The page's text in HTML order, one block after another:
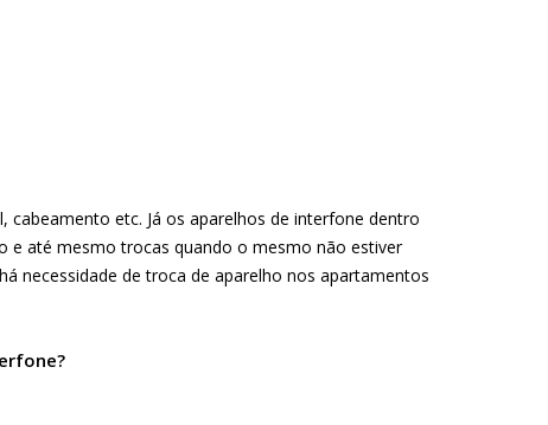
etc. Já os aparelhos de interfone dentro
e até mesmo trocas quando o mesmo não estiver
necessidade de troca de aparelho nos apartamentos